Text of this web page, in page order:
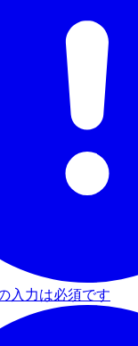
入力は必須です